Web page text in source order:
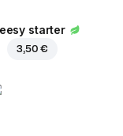
starter
3,50 €